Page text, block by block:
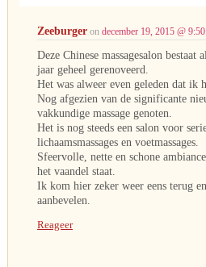
Zeeburger on december 19, 2015 @
Deze Chinese massagesalon bestaat
jaar geheel gerenoveerd.
Het was alweer even geleden dat ik
Nog afgezien van de significante
vakkundige massage genoten.
Het is nog steeds een salon voor
lichaamsmassages en voetmassages.
Sfeervolle, nette en schone
het vaandel staat.
Ik kom hier zeker weer eens terug
aanbevelen.
Reageer